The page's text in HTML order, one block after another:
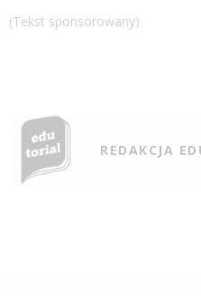
(Tekst sponsorowany)
REDAKCJA